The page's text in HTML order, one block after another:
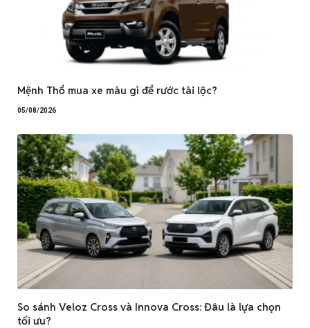
Mệnh Thổ mua xe màu gì để rước tài lộc?
05/08/2026
So sánh Veloz Cross và Innova Cross: Đâu là lựa chọn
tối ưu?